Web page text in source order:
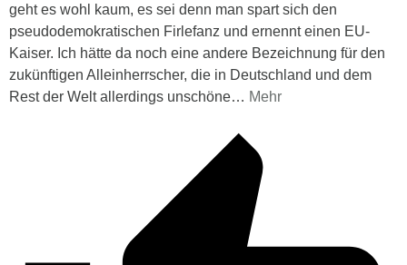
geht es wohl kaum, es sei denn man spart sich den
pseudodemokratischen Firlefanz und ernennt einen EU-
Kaiser. Ich hätte da noch eine andere Bezeichnung für den
zukünftigen Alleinherrscher, die in Deutschland und dem
Rest der Welt allerdings unschöne… Mehr